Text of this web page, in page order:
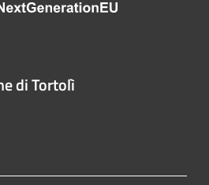
di Tortolì